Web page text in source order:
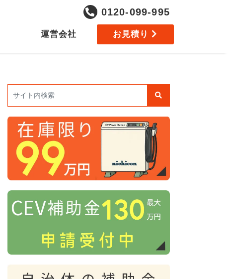
0120-099-995
運営会社 お見積り
検索: